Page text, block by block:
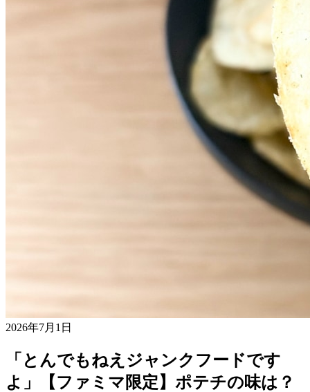
2026年7月1日
「とんでもねえジャンクフードです
よ」【ファミマ限定】ポテチの味は？